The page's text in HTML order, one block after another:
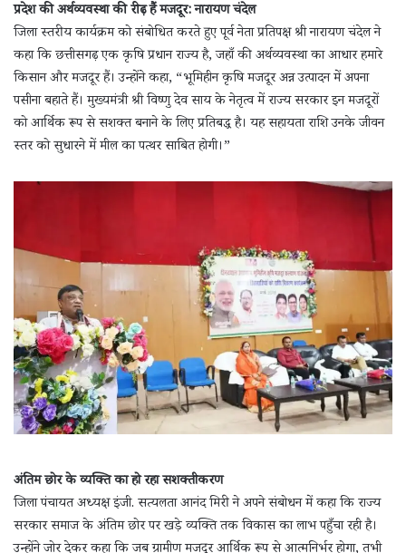
प्रदेश की अर्थव्यवस्था की रीढ़ हैं मजदूर: नारायण चंदेल
जिला स्तरीय कार्यक्रम को संबोधित करते हुए पूर्व नेता प्रतिपक्ष श्री नारायण चंदेल ने
कहा कि छत्तीसगढ़ एक कृषि प्रधान राज्य है, जहाँ की अर्थव्यवस्था का आधार हमारे
किसान और मजदूर हैं। उन्होंने कहा, “भूमिहीन कृषि मजदूर अन्न उत्पादन में अपना
पसीना बहाते हैं। मुख्यमंत्री श्री विष्णु देव साय के नेतृत्व में राज्य सरकार इन मजदूरों
को आर्थिक रूप से सशक्त बनाने के लिए प्रतिबद्ध है। यह सहायता राशि उनके जीवन
स्तर को सुधारने में मील का पत्थर साबित होगी।”
अंतिम छोर के व्यक्ति का हो रहा सशक्तीकरण
जिला पंचायत अध्यक्ष इंजी. सत्यलता आनंद मिरी ने अपने संबोधन में कहा कि राज्य
सरकार समाज के अंतिम छोर पर खड़े व्यक्ति तक विकास का लाभ पहुँचा रही है।